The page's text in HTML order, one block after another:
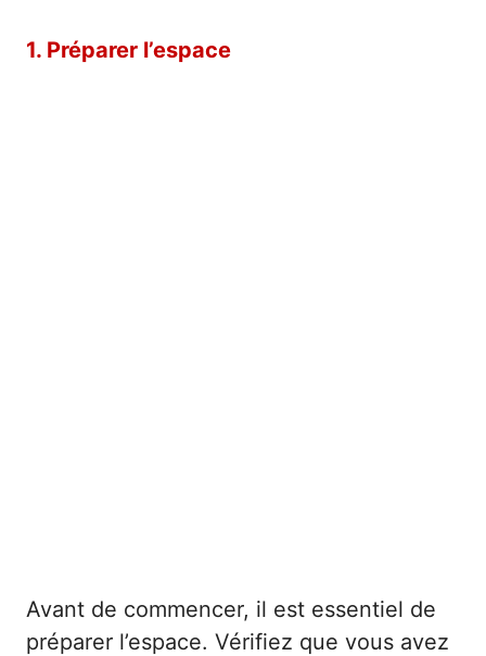
1. Préparer l’espace
Avant de commencer, il est essentiel de
préparer l’espace. Vérifiez que vous avez